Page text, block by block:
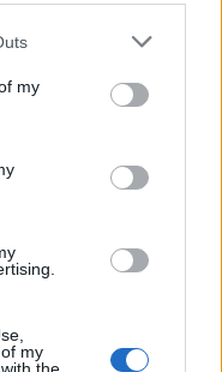
my
my
të njeriut dhe
këto të
Serbe.
të Kosovës
RKS
refuzuan ta
marrëveshje në
takimit të